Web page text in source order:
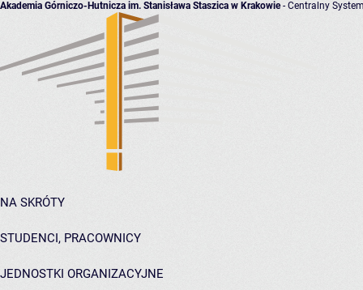
Akademia Górniczo-Hutnicza im. Stanisława Staszica w Krakowie- Centralny
NA SKRÓTY
STUDENCI, PRACOWNICY
JEDNOSTKI ORGANIZACYJNE